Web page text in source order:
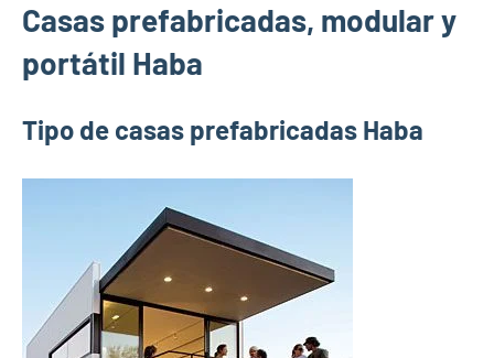
Casas prefabricadas, modular y
portátil Haba
Tipo de casas prefabricadas Haba